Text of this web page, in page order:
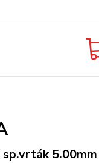
sp.vrták